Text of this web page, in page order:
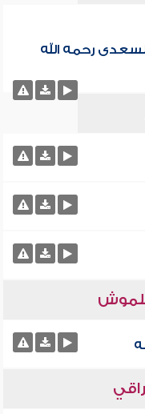
رحمه الله